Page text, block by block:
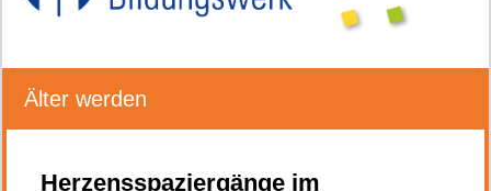
Älter werden
Herzensspaziergänge im